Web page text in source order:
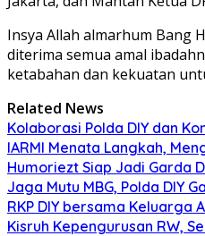
Insya Allah almarhum Bang
diterima semua amal
ketabahan dan kekuatan
Related News
Kolaborasi Polda DIY dan
IARMI Menata Langkah,
Humoriezt Siap Jadi Garda
Jaga Mutu MBG, Polda DIY
RKP DIY bersama Keluarga
Kisruh Kepengurusan RW,